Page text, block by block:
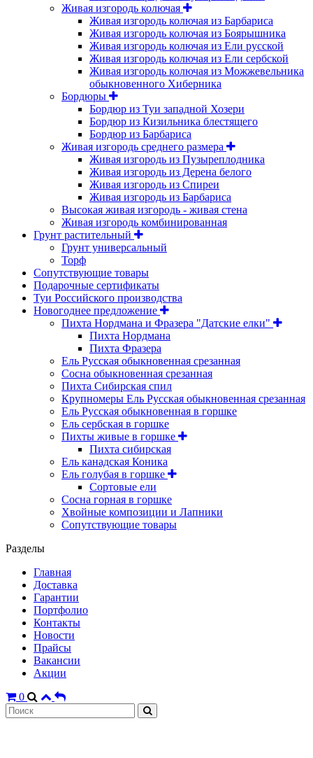
Живая изгородь колючая
Живая изгородь колючая из Барбариса
Живая изгородь колючая из Боярышника
Живая изгородь колючая из Ели русской
Живая изгородь колючая из Ели сербской
Живая изгородь колючая из Можжевельника
обыкновенного Хиберника
Бордюры
Бордюр из Туи западной Хозери
Бордюр из Кизильника блестящего
Бордюр из Барбариса
Живая изгородь среднего размера
Живая изгородь из Пузыреплодника
Живая изгородь из Дерена белого
Живая изгородь из Спиреи
Живая изгородь из Барбариса
Высокая живая изгородь - живая стена
Живая изгородь комбинированная
Грунт растительный
Грунт универсальный
Торф
Сопутствующие товары
Подарочные сертификаты
Туи Российского производства
Новогоднее предложение
Пихта Нордмана и Фразера "Датские елки"
Пихта Нордмана
Пихта Фразера
Ель Русская обыкновенная срезанная
Сосна обыкновенная срезанная
Пихта Сибирская спил
Крупномеры Ель Русская обыкновенная срезанная
Ель Русская обыкновенная в горшке
Ель сербская в горшке
Пихты живые в горшке
Пихта сибирская
Ель канадская Коника
Ель голубая в горшке
Сортовые ели
Сосна горная в горшке
Хвойные композиции и Лапники
Сопутствующие товары
Разделы
Главная
Доставка
Гарантии
Портфолио
Контакты
Новости
Прайсы
Вакансии
Акции
0